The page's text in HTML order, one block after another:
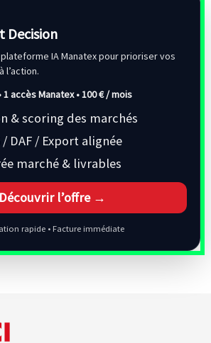
Decision
IA Manatex pour prioriser vos
l’action.
accès Manatex •100 € / mois
& scoring des marchés
/ DAF / Export alignée
marché & livrables
Découvrir l’offre →
rapide • Facture immédiate